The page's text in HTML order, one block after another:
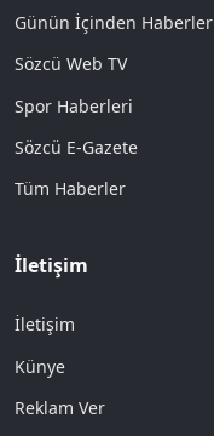
Günün İçinden Haberler
Sözcü Web TV
Spor Haberleri
Sözcü E-Gazete
Tüm Haberler
İletişim
İletişim
Künye
Reklam Ver